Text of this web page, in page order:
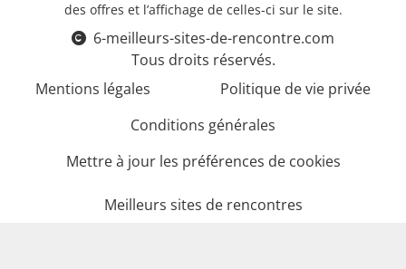
des offres et l’affichage de celles-ci sur le site.
6-meilleurs-sites-de-rencontre.com
Tous droits réservés.
Mentions légales
Politique de vie privée
Conditions générales
Mettre à jour les préférences de cookies
Meilleurs sites de rencontres